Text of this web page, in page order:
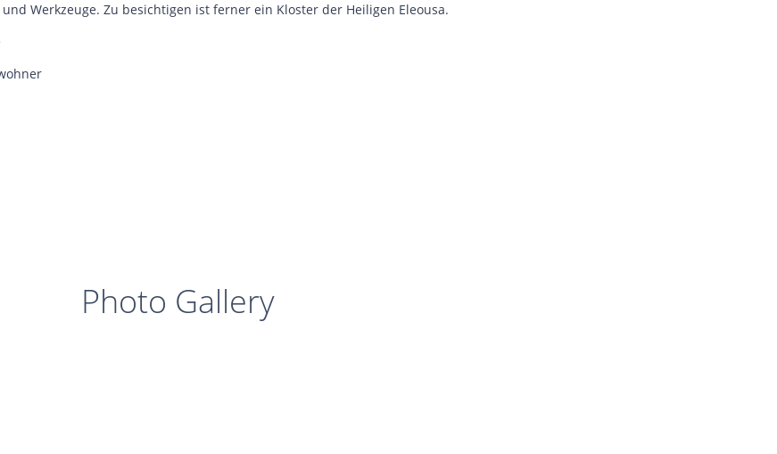
Werkzeuge. Zu besichtigen ist ferner ein Kloster der Heiligen Eleousa.
Photo Gallery